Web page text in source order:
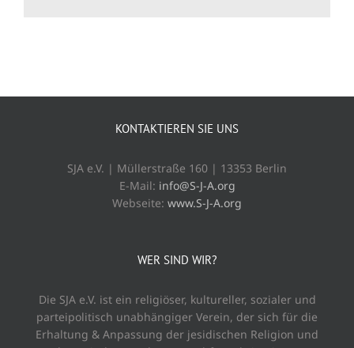
KONTAKTIEREN SIE UNS
SJA e.V. | Müllerstraße 160 | 13353 Berlin
E-Mail: info@S-J-A.org
Webseite: www.S-J-A.org
WER SIND WIR?
Die SJA e.V. ist ein religiöser, kultureller, sozialer und
parteipolitisch unabhängiger Verein, der sich für die
Erhaltung & Anpassung der jesidischen Religion und